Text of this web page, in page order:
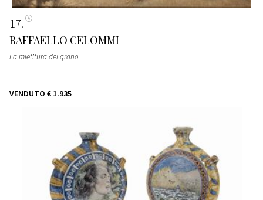
17
RAFFAELLO CELOMMI
La mietitura del grano
VENDUTO € 1.935